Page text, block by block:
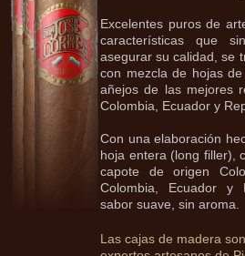
Excelentes puros de
características que
asegurar su calidad, se
con mezcla de hojas
añejos de las mejores
Colombia, Ecuador y
Con una elaboración
hoja entera (long filler),
capote de origen
Colombia, Ecuador y
sabor suave, sin aroma.
Las cajas de madera